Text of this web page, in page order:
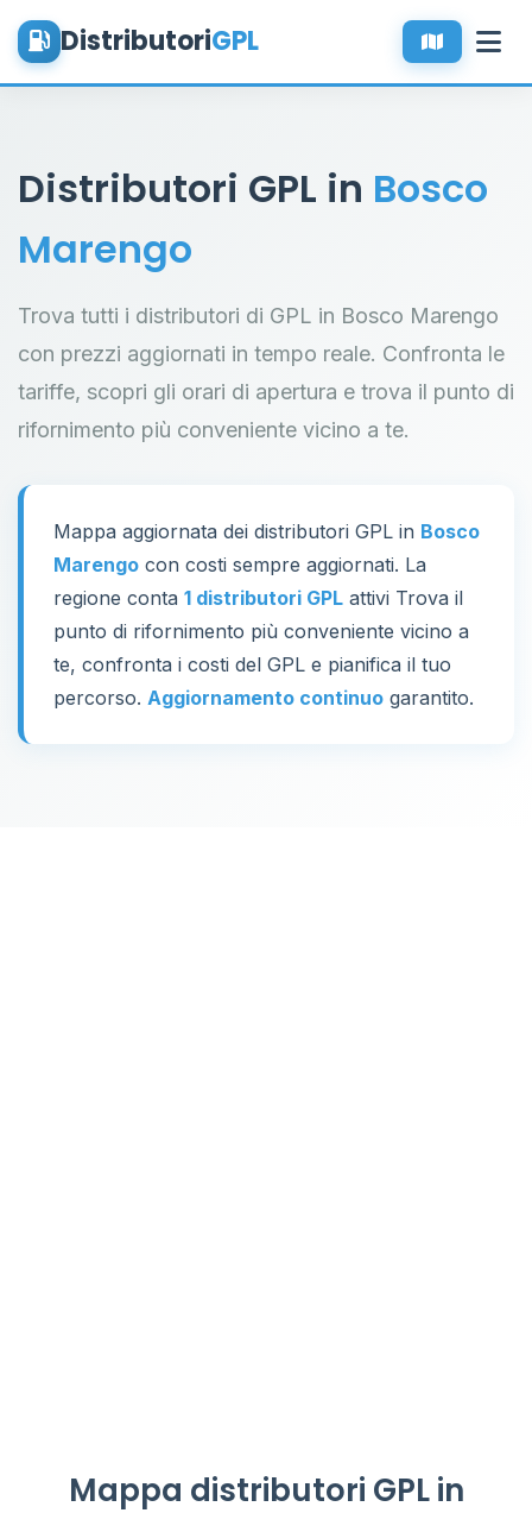
DistributoriGPL
Distributori GPL in Bosco
Marengo
Trova tutti i distributori di GPL in Bosco Marengo
con prezzi aggiornati in tempo reale. Confronta le
tariffe, scopri gli orari di apertura e trova il punto di
rifornimento più conveniente vicino a te.
Mappa aggiornata dei distributori GPL in Bosco
Marengo con costi sempre aggiornati. La
regione conta 1 distributori GPL attivi Trova il
punto di rifornimento più conveniente vicino a
te, confronta i costi del GPL e pianifica il tuo
percorso. Aggiornamento continuo garantito.
Mappa distributori GPL in